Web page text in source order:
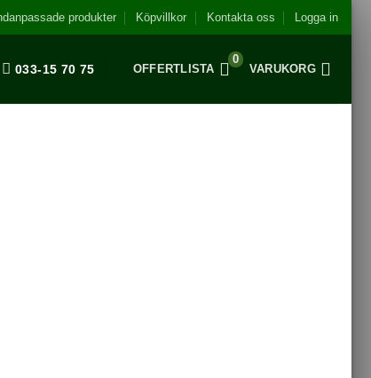
produkter Köpvillkor Kontakta oss Logga in
033-15 70 75 OFFERTLISTA
0
VARUKORG